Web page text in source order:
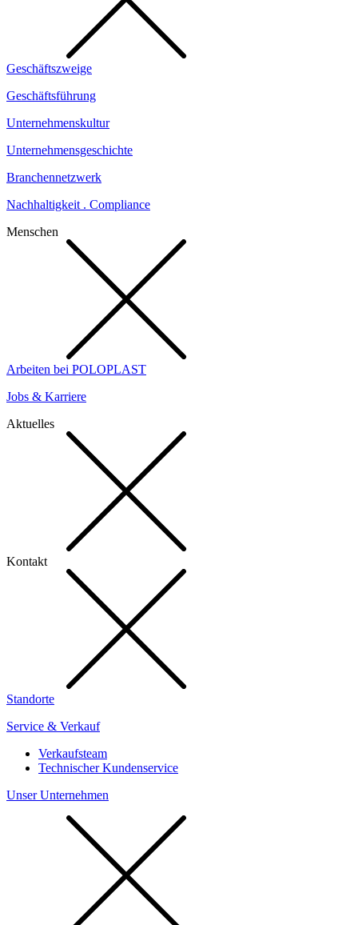
Geschäftszweige
Geschäftsführung
Unternehmenskultur
Unternehmensgeschichte
Branchennetzwerk
Nachhaltigkeit . Compliance
Menschen
Arbeiten bei POLOPLAST
Jobs & Karriere
Aktuelles
Kontakt
Standorte
Service & Verkauf
Verkaufsteam
Technischer Kundenservice
Unser Unternehmen